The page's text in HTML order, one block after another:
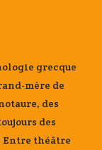
grecque
mère de
des
des
Entre théâtre